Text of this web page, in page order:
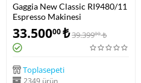
Gaggia New Classic RI9480/11
Espresso Makinesi
33.50000₺39.39900 ₺
Toplasepeti